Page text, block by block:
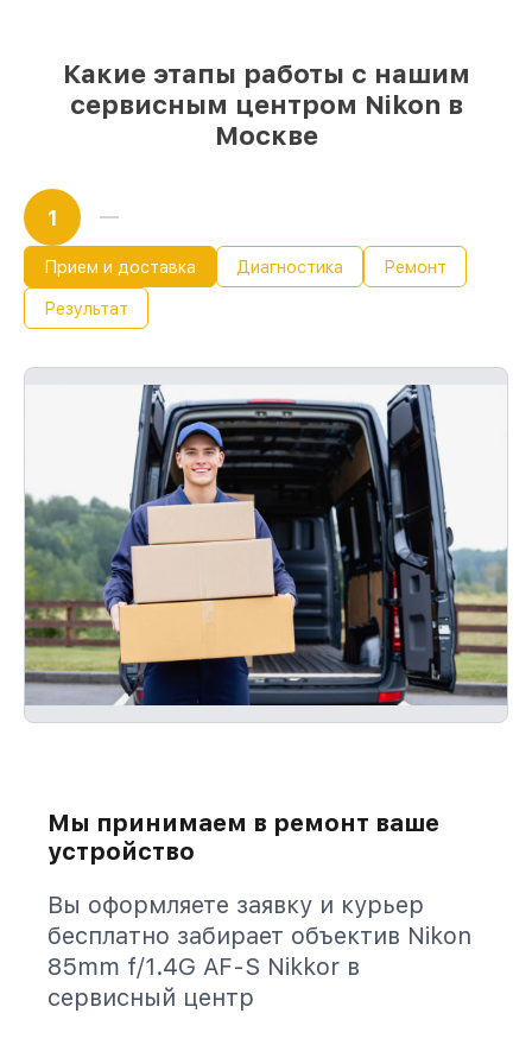
Какие этапы работы с нашим
сервисным центром Nikon в
Москве
1
Прием и доставка Диагностика Ремонт
Результат
Мы принимаем в ремонт ваше
устройство
Вы оформляете заявку и курьер
бесплатно забирает объектив Nikon
85mm f/1.4G AF-S Nikkor в
сервисный центр